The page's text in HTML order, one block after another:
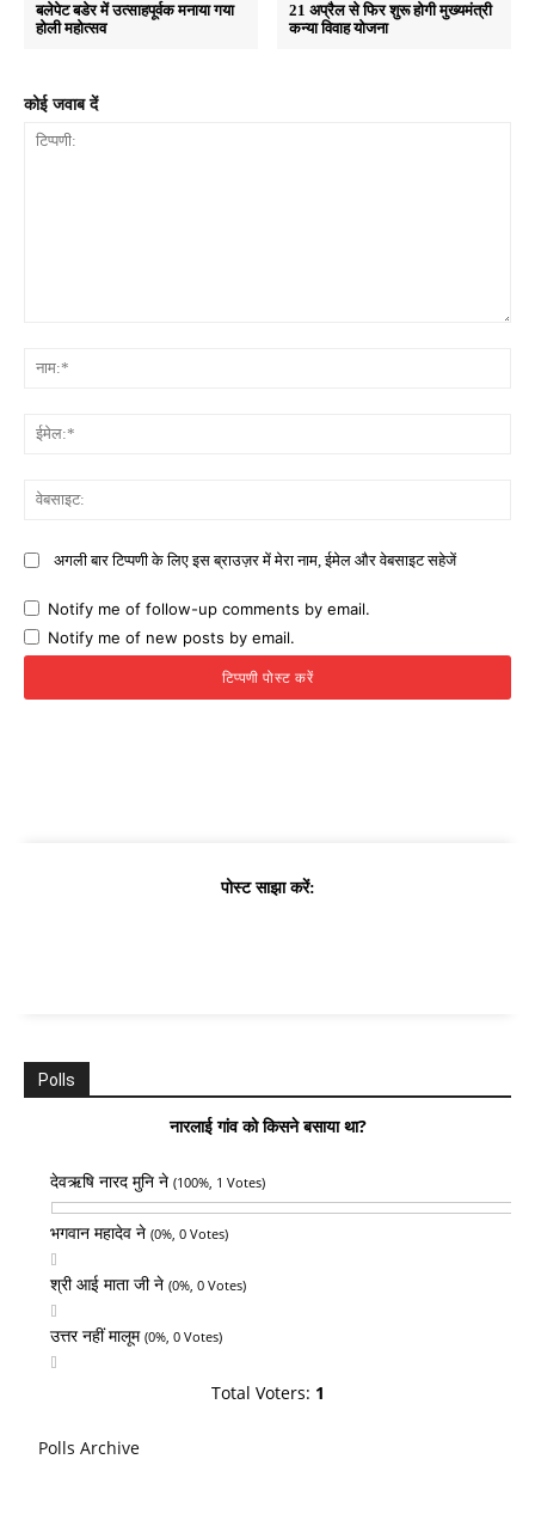
बलेपेट बडेर में उत्साहपूर्वक मनाया गया
होली महोत्सव
21 अप्रैल से फिर शुरू होगी मुख्यमंत्री
कन्या विवाह योजना
कोई जवाब दें
अगली बार टिप्पणी के लिए इस ब्राउज़र में मेरा नाम, ईमेल और वेबसाइट सहेजें
Notify me of follow-up comments by email.
Notify me of new posts by email.
पोस्ट साझा करें:
Polls
नारलाई गांव को किसने बसाया था?
देवऋषि नारद मुनि ने (100%, 1 Votes)
भगवान महादेव ने (0%, 0 Votes)
श्री आई माता जी ने (0%, 0 Votes)
उत्तर नहीं मालूम (0%, 0 Votes)
Total Voters: 1
Polls Archive